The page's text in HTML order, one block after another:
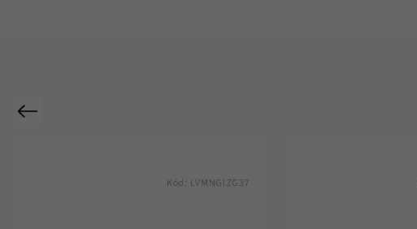
Previous
Kód: LVMNGIZG37